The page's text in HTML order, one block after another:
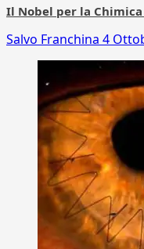
Il Nobel per la
Salvo Franchina 4